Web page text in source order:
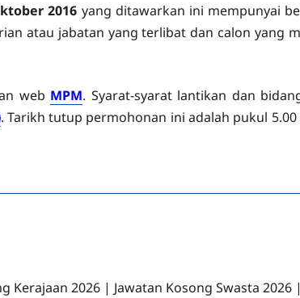
2016 yang ditawarkan ini mempunyai
atau jabatan yang terlibat dan calon yang
web MPM. Syarat-syarat lantikan dan
. Tarikh tutup permohonan ini adalah pukul
Kerajaan 2026 | Jawatan Kosong Swasta 2026 |